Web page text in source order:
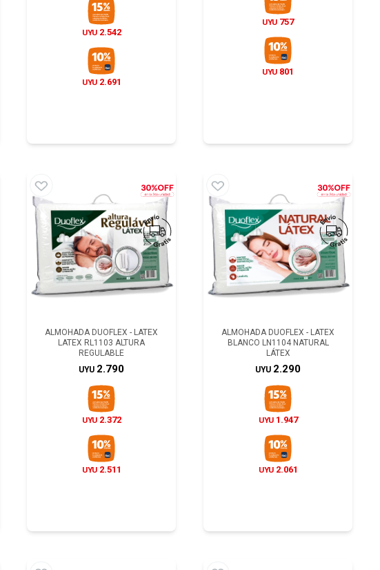
UYU 2.542
UYU 2.691
UYU 757
UYU 801
ALMOHADA DUOFLEX - LATEX
LATEX RL1103 ALTURA
REGULABLE
UYU 2.790
UYU 2.372
UYU 2.511
ALMOHADA DUOFLEX - LATEX
BLANCO LN1104 NATURAL
LÁTEX
UYU 2.290
UYU 1.947
UYU 2.061